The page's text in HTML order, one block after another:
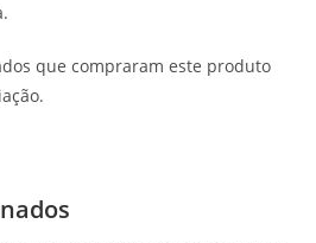
que compraram este produto